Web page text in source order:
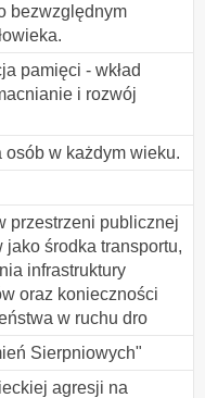
bezwzględnym
pamięci - wkład
i rozwój
w każdym wieku.
przestrzeni publicznej
jako środka transportu,
infrastruktury
oraz konieczności
w ruchu dro
Sierpniowych"
agresji na